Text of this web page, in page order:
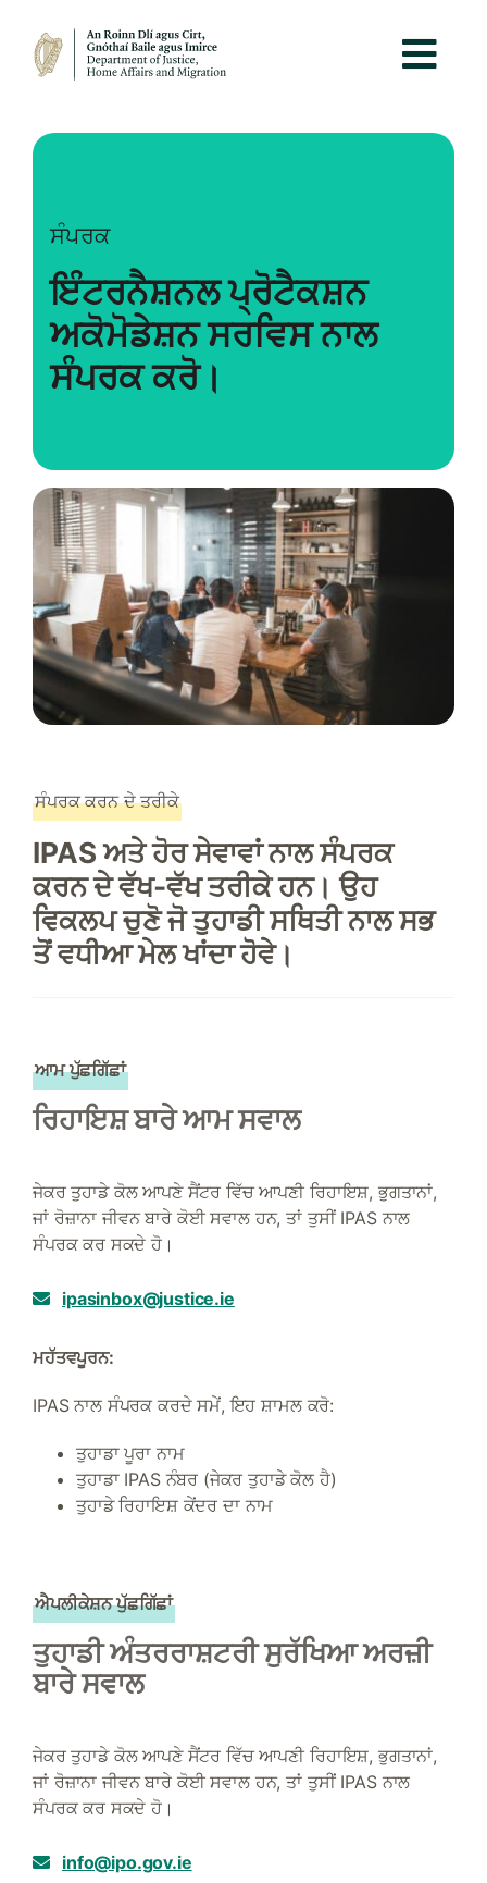
ਸੰਪਰਕ
ਇੰਟਰਨੈਸ਼ਨਲ ਪ੍ਰੋਟੈਕਸ਼ਨ
ਅਕੋਮੋਡੇਸ਼ਨ ਸਰਵਿਸ ਨਾਲ
ਸੰਪਰਕ ਕਰੋ।
ਸੰਪਰਕ ਕਰਨ ਦੇ ਤਰੀਕੇ
IPAS ਅਤੇ ਹੋਰ ਸੇਵਾਵਾਂ ਨਾਲ ਸੰਪਰਕ
ਕਰਨ ਦੇ ਵੱਖ-ਵੱਖ ਤਰੀਕੇ ਹਨ। ਉਹ
ਵਿਕਲਪ ਚੁਣੋ ਜੋ ਤੁਹਾਡੀ ਸਥਿਤੀ ਨਾਲ ਸਭ
ਤੋਂ ਵਧੀਆ ਮੇਲ ਖਾਂਦਾ ਹੋਵੇ।
ਆਮ ਪੁੱਛਗਿੱਛਾਂ
ਰਿਹਾਇਸ਼ ਬਾਰੇ ਆਮ ਸਵਾਲ
ਜੇਕਰ ਤੁਹਾਡੇ ਕੋਲ ਆਪਣੇ ਸੈਂਟਰ ਵਿੱਚ ਆਪਣੀ ਰਿਹਾਇਸ਼, ਭੁਗਤਾਨਾਂ,
ਜਾਂ ਰੋਜ਼ਾਨਾ ਜੀਵਨ ਬਾਰੇ ਕੋਈ ਸਵਾਲ ਹਨ, ਤਾਂ ਤੁਸੀਂ IPAS ਨਾਲ
ਸੰਪਰਕ ਕਰ ਸਕਦੇ ਹੋ।
ipasinbox@justice.ie
ਮਹੱਤਵਪੂਰਨ:
IPAS ਨਾਲ ਸੰਪਰਕ ਕਰਦੇ ਸਮੇਂ, ਇਹ ਸ਼ਾਮਲ ਕਰੋ:
ਤੁਹਾਡਾ ਪੂਰਾ ਨਾਮ
ਤੁਹਾਡਾ IPAS ਨੰਬਰ (ਜੇਕਰ ਤੁਹਾਡੇ ਕੋਲ ਹੈ)
ਤੁਹਾਡੇ ਰਿਹਾਇਸ਼ ਕੇਂਦਰ ਦਾ ਨਾਮ
ਐਪਲੀਕੇਸ਼ਨ ਪੁੱਛਗਿੱਛਾਂ
ਤੁਹਾਡੀ ਅੰਤਰਰਾਸ਼ਟਰੀ ਸੁਰੱਖਿਆ ਅਰਜ਼ੀ
ਬਾਰੇ ਸਵਾਲ
ਜੇਕਰ ਤੁਹਾਡੇ ਕੋਲ ਆਪਣੇ ਸੈਂਟਰ ਵਿੱਚ ਆਪਣੀ ਰਿਹਾਇਸ਼, ਭੁਗਤਾਨਾਂ,
ਜਾਂ ਰੋਜ਼ਾਨਾ ਜੀਵਨ ਬਾਰੇ ਕੋਈ ਸਵਾਲ ਹਨ, ਤਾਂ ਤੁਸੀਂ IPAS ਨਾਲ
ਸੰਪਰਕ ਕਰ ਸਕਦੇ ਹੋ।
info@ipo.gov.ie